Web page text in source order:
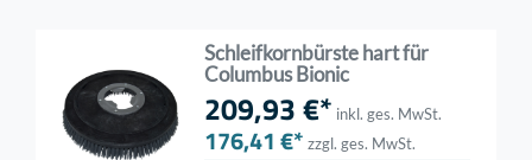
Schleifkornbürste hart für
Columbus Bionic
209,93 €* inkl. ges. MwSt.
176,41 €* zzgl. ges. MwSt.